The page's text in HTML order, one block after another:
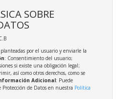
SOBRE
por el usuario y enviarle la
: Consentimiento del usuario;
si existe una obligación legal;
así como otros derechos, como se
Adicional: Puede
de Datos en nuestra Política